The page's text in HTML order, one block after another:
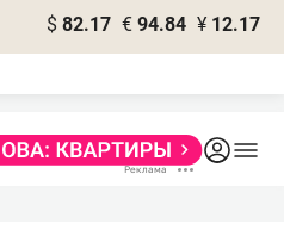
$ 82.17 € 94.84 ¥ 12.17